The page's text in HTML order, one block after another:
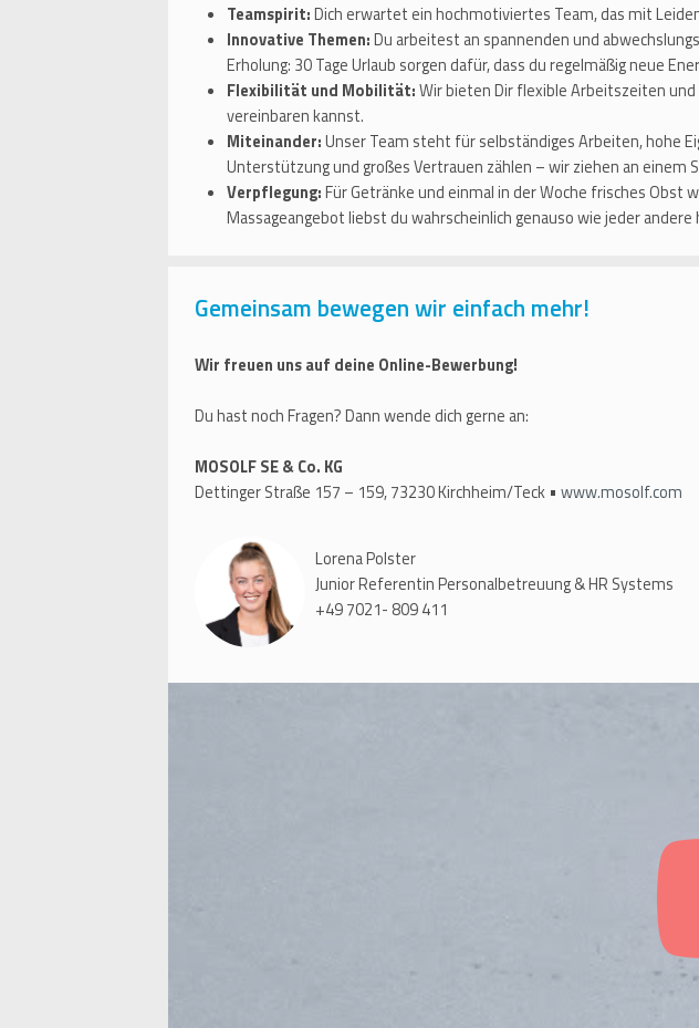
Teamspirit:Dich erwartet ein hochmotiviertes Team, das mit
Innovative Themen:Du arbeitest an spannenden und
Erholung: 30 Tage Urlaub sorgen dafür, dass du regelmäßig neue
Flexibilität und Mobilität:Wir bieten Dir flexible Arbeitszeiten
vereinbaren kannst.
Miteinander:Unser Team steht für selbständiges Arbeiten, hohe
Unterstützung und großes Vertrauen zählen – wir ziehen an einem
Verpflegung:Für Getränke und einmal in der Woche frisches
Massageangebot liebst du wahrscheinlich genauso wie jeder andere
Gemeinsam bewegen wir einfach mehr!
Wir freuen uns auf deine Online-Bewerbung!
Du hast noch Fragen? Dann wende dich gerne an:
MOSOLF SE & Co. KG
Dettinger Straße 157 – 159, 73230 Kirchheim/Teck • www.mosolf.com
Lorena Polster
Junior Referentin Personalbetreuung & HR Systems
+49 7021- 809 411